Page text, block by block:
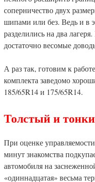
соперничество двух
шипами или без. Ведь и в
разделились на два
достаточно весомые
А раз так, готовим к
комплекта заведомо
185/65R14 и 175/65R14.
Толстый и
При оценке
минут знакомства
автомобиля на
«одиннадцатая» весьма